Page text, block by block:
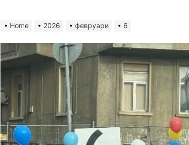
Home 2026 февруари 6